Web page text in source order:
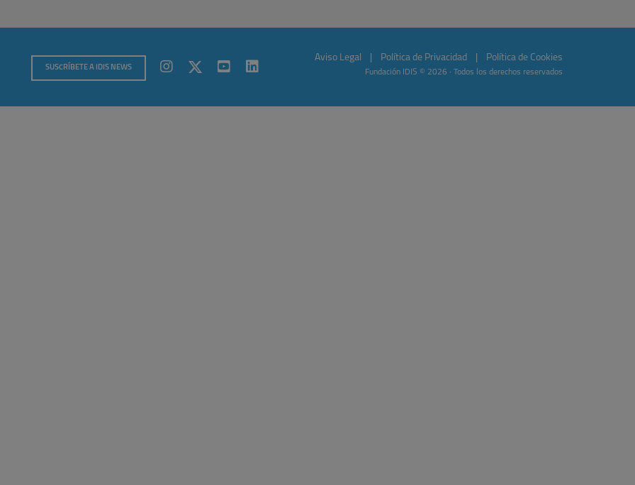
SUSCRÍBETE A IDIS NEWS
Aviso Legal Política de Privacidad Política de Cookies
Fundación IDIS © 2026 · Todos los derechos reservados